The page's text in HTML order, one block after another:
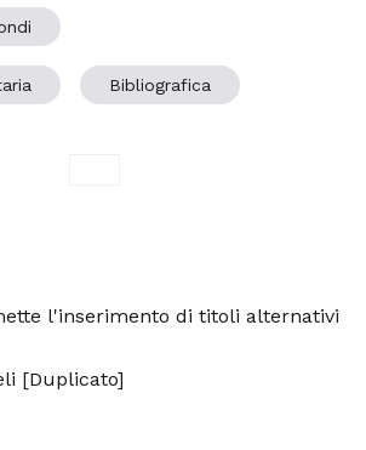
Bibliografica
l'inserimento di titoli alternativi
[Duplicato]